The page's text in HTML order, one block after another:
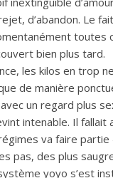
d’abandon. Le
toutes
bien plus tard.
les kilos en trop
de manière
un regard plus
intenable. Il fallait
va faire partie
pas, des plus
yoyo s’est